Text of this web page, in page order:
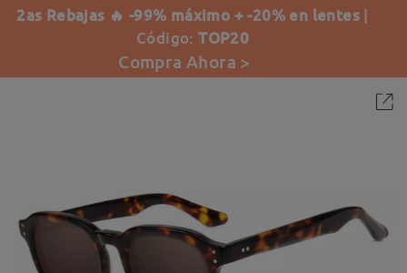
2as Rebajas 🔥 -99% máximo + -20% en lentes |
Código:TOP20
Compra Ahora >